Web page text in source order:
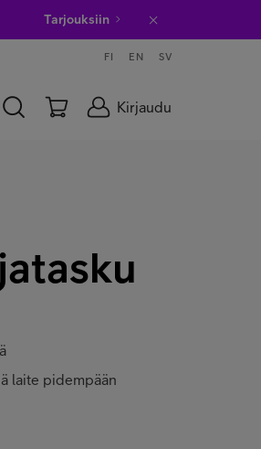
Tarjouksiin
FI EN SV
Kirjaudu
laite pidempään